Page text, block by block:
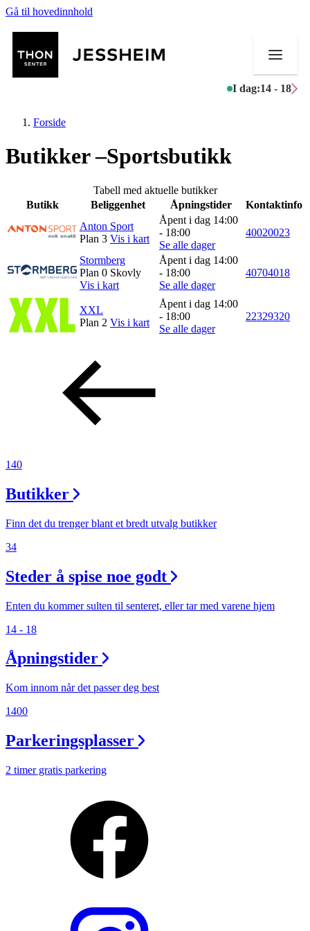
Gå til hovedinnhold
I dag:14 - 18
Mat og drikke
Helse
Aktiviteter
Tilbud
Inspirasjon
Praktisk informasjon
Ledige stillinger
Magasin
Finn frem
Forside
Butikker –Sportsbutikk
Tabell med aktuelle butikker
Butikk
Beliggenhet Åpningstider
Kontaktinfo
Anton Sport
Plan 3 Vis i kart
Åpent i dag 14:00
- 18:00
Se alle dager
40020023
Stormberg
Plan 0 Skovly
Vis i kart
Åpent i dag 14:00
- 18:00
Se alle dager
40704018
XXL
Plan 2 Vis i kart
Åpent i dag 14:00
- 18:00
Se alle dager
22329320
140
Butikker
Finn det du trenger blant et bredt utvalg butikker
34
Steder å spise noe godt
Enten du kommer sulten til senteret, eller tar med varene hjem
14 - 18
Åpningstider
Kom innom når det passer deg best
1400
Parkeringsplasser
2 timer gratis parkering